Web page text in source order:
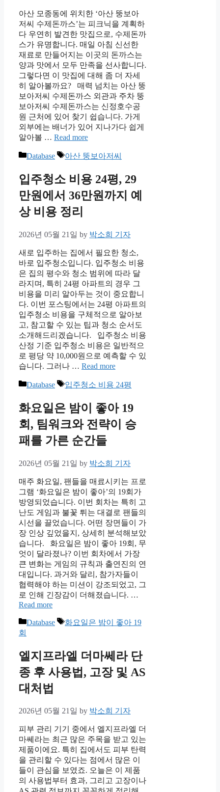
아산 모종동에 위치한 ‘아산 뚱보아
저씨 수제돈까스’는 피크닉을 계획하
다 우연히 발견한 맛집으로, 수제돈까
스가 유명합니다. 매일 아침 신선한
재료로 만들어지는 이곳의 돈까스는
양과 맛에서 모두 만족을 선사합니다.
그렇다면 이 맛집에 대해 좀 더 자세
히 알아볼까요? 매력 넘치는 아산 뚱
보아저씨 수제돈까스 외관과 주차 뚱
보아저씨 수제돈까스는 신정호수공
원 근처에 있어 찾기 쉽습니다. 가게
외부에는 배너가 있어 지나가다 쉽게
알아볼 … Read more
Categories
Database Tags
아산 뚱보아저씨
입주청소 비용 24평, 29
만원에서 36만원까지 예
상 비용 정리
2026년 05월 21일 by 박소희 기자
새로 입주하는 집에서 필요한 청소,
바로 입주청소입니다. 입주청소 비용
은 집의 평수와 청소 범위에 따라 달
라지며, 특히 24평 아파트의 경우 그
비용을 미리 알아두는 것이 중요합니
다. 이번 포스팅에서는 24평 아파트의
입주청소 비용을 구체적으로 알아보
고, 참고할 수 있는 팁과 청소 순서도
소개해드리겠습니다. 입주청소 비용
산정 기준 입주청소 비용은 일반적으
로 평당 약 10,000원으로 예측할 수 있
습니다. 그러나 … Read more
Categories
Database Tags
입주청소 비용 24평
화요일은 밤이 좋아 19
회, 팀워크와 전략이 승
패를 가른 순간들
2026년 05월 21일 by 박소희 기자
매주 화요일, 팬들을 매료시키는 프로
그램 ‘화요일은 밤이 좋아’의 19회가
방영되었습니다. 이번 회차는 특히 고
난도 게임과 불꽃 튀는 대결로 팬들의
시선을 끌었습니다. 어떤 장면들이 가
장 인상 깊었을지, 상세히 분석해보았
습니다. 화요일은 밤이 좋아 19회, 무
엇이 달라졌나? 이번 회차에서 가장
큰 변화는 게임의 규칙과 출연진의 연
대입니다. 과거와 달리, 참가자들이
협력해야 하는 미션이 강조되었고, 그
로 인해 긴장감이 더해졌습니다. …
Read more
Categories
Database Tags
화요일은 밤이 좋아 19
회
엘지프라엘 더마쎄라 단
종 후 사용법, 고장 및 AS
대처법
2026년 05월 21일 by 박소희 기자
피부 관리 기기 중에서 엘지프라엘 더
마쎄라는 최근 많은 주목을 받고 있는
제품이에요. 특히 집에서도 피부 탄력
을 관리할 수 있다는 점에서 많은 이
들이 관심을 보였죠. 오늘은 이 제품
의 사용법부터 효과, 그리고 고장이나